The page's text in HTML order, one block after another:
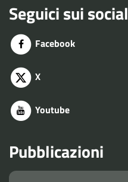
Seguici sui social
Facebook
X
Youtube
Pubblicazioni